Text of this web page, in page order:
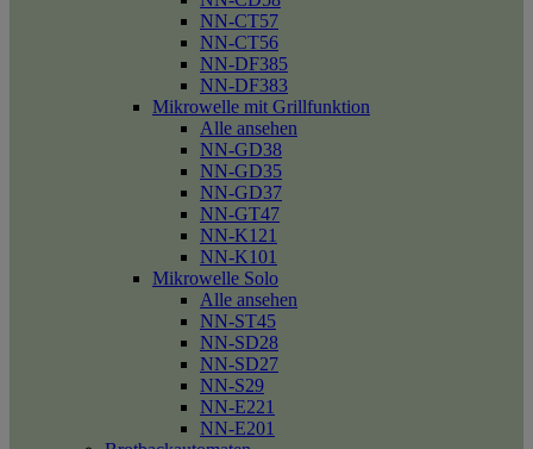
NN-CT57
NN-CT56
NN-DF385
NN-DF383
Mikrowelle mit Grillfunktion
Alle ansehen
NN-GD38
NN-GD35
NN-GD37
NN-GT47
NN-K121
NN-K101
Mikrowelle Solo
Alle ansehen
NN-ST45
NN-SD28
NN-SD27
NN-S29
NN-E221
NN-E201